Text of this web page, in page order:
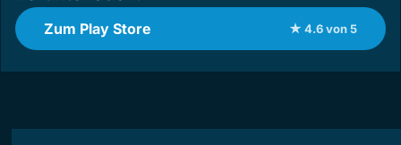
Zum Play Store ★ 4.6 von 5